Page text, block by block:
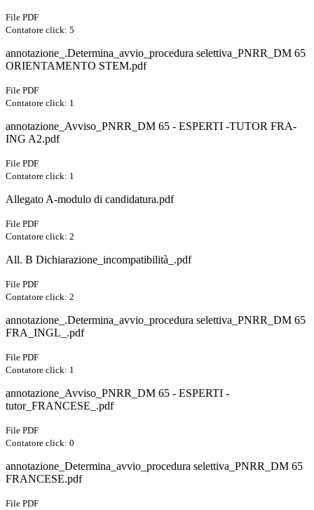
File PDF
Contatore click: 5
annotazione_.Determina_avvio_procedura selettiva_PNRR_DM 65
ORIENTAMENTO STEM.pdf
File PDF
Contatore click: 1
annotazione_Avviso_PNRR_DM 65 - ESPERTI -TUTOR FRA-
ING A2.pdf
File PDF
Contatore click: 1
Allegato A-modulo di candidatura.pdf
File PDF
Contatore click: 2
All. B Dichiarazione_incompatibilità_.pdf
File PDF
Contatore click: 2
annotazione_.Determina_avvio_procedura selettiva_PNRR_DM 65
FRA_INGL_.pdf
File PDF
Contatore click: 1
annotazione_Avviso_PNRR_DM 65 - ESPERTI -
tutor_FRANCESE_.pdf
File PDF
Contatore click: 0
annotazione_Determina_avvio_procedura selettiva_PNRR_DM 65
FRANCESE.pdf
File PDF